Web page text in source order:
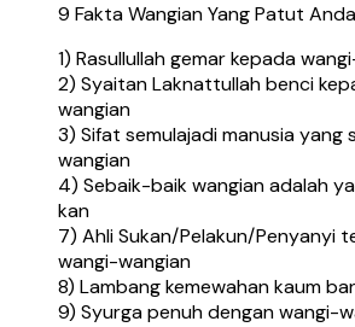
9 Fakta Wangian Yang Patut
1) Rasullullah gemar kepada
2) Syaitan Laknattullah benci
wangian
3) Sifat semulajadi manusia yang
wangian
4) Sebaik-baik wangian adalah
kan
7) Ahli Sukan/Pelakun/Penyanyi
wangi-wangian
8) Lambang kemewahan kaum
9) Syurga penuh dengan wangi-